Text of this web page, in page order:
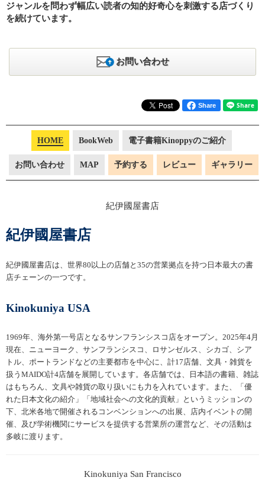
ジャンルを問わず幅広い読者の知的好奇心を刺激する店づくり
を続けています。
お問い合わせ
Share
HOME BookWeb 電子書籍Kinoppyのご紹介
お問い合わせ MAP 予約する レビュー ギャラリー
紀伊國屋書店
紀伊國屋書店は、世界80以上の店舗と35の営業拠点を持つ日本最大の書
店チェーンの一つです。
Kinokuniya USA
1969年、海外第一号店となるサンフランシスコ店をオープン。2025年4月
現在、ニューヨーク、サンフランシスコ、ロサンゼルス、シカゴ、シア
トル、ポートランドなどの主要都市を中心に、計17店舗、文具・雑貨を
扱うMAIDO計4店舗を展開しています。各店舗では、日本語の書籍、雑誌
はもちろん、文具や雑貨の取り扱いにも力を入れています。また、「優
れた日本文化の紹介」「地域社会への文化的貢献」というミッションの
下、北米各地で開催されるコンベンションへの出展、店内イベントの開
催、及び学術機関にサービスを提供する営業所の運営など、その活動は
多岐に渡ります。